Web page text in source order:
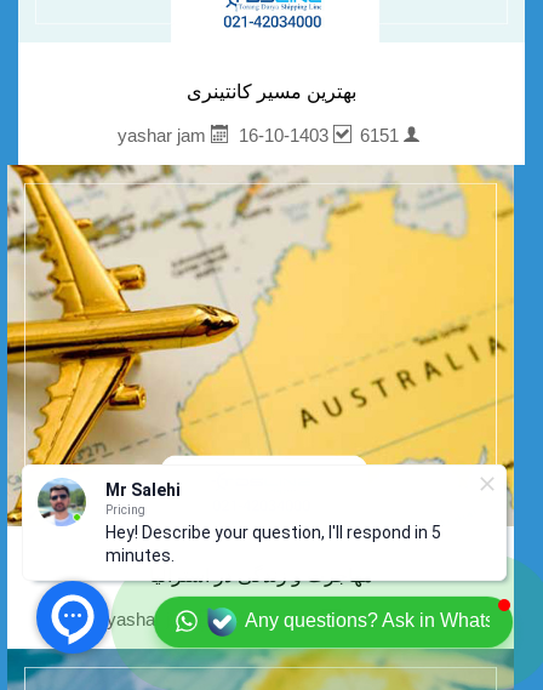
بهترین مسیر کانتینری
yashar jam
16-10-1403 6151
yashar jam
09-10-1403 2736
Any questions? Ask in Whatsapp
Mr Salehi
Pricing
Hey! Describe your question, I'll respond in 5
minutes.